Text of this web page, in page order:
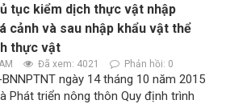
tục kiểm dịch thực vật nhập
cảnh và sau nhập khẩu vật thể
thực vật
Đã xem: 4021 Phản hồi: 0
ngày 14 tháng 10 năm 2015
Phát triển nông thôn Quy định trình